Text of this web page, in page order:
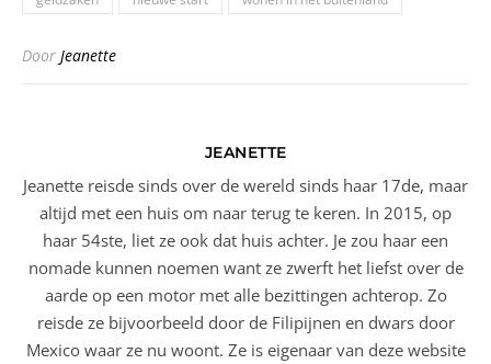
Door Jeanette
JEANETTE
Jeanette reisde sinds over de wereld sinds haar 17de, maar
altijd met een huis om naar terug te keren. In 2015, op
haar 54ste, liet ze ook dat huis achter. Je zou haar een
nomade kunnen noemen want ze zwerft het liefst over de
aarde op een motor met alle bezittingen achterop. Zo
reisde ze bijvoorbeeld door de Filipijnen en dwars door
Mexico waar ze nu woont. Ze is eigenaar van deze website